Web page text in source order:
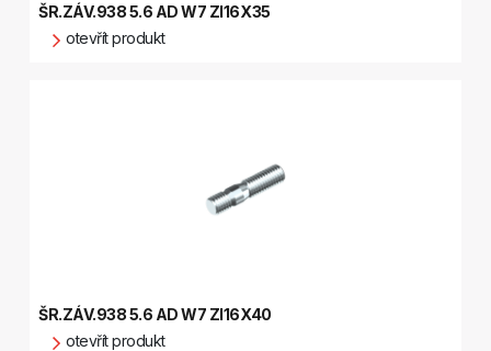
ŠR.ZÁV.938 5.6 AD W7 ZI16X35
otevřít produkt
ŠR.ZÁV.938 5.6 AD W7 ZI16X40
otevřít produkt